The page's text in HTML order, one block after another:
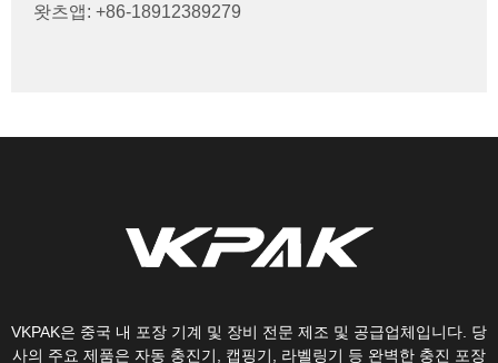
왓츠앱: +86-18912389279
VKPAK은 중국 내 포장 기계 및 장비 전문 제조 및 공급업체입니다. 당
사의 주요 제품은 자동 충진기, 캡핑기, 라벨링기 등 완벽한 충진 포장